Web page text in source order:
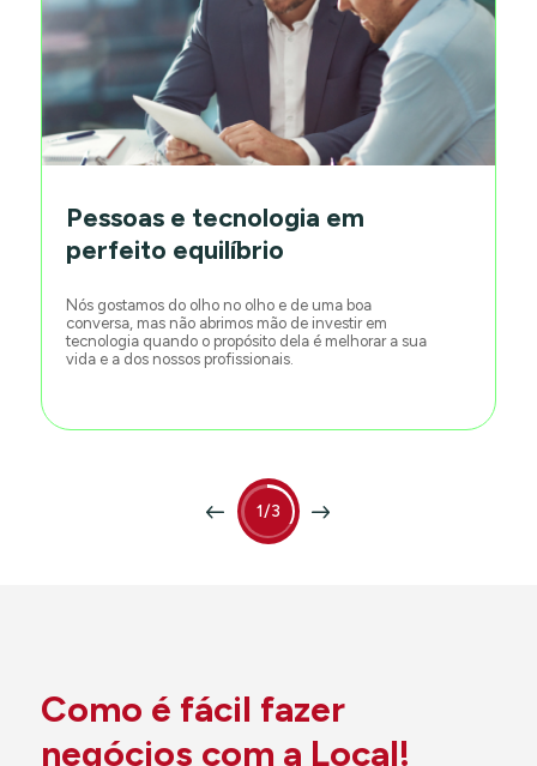
Pessoas e tecnologia em
perfeito equilíbrio
Nós gostamos do olho no olho e de uma boa
conversa, mas não abrimos mão de investir em
tecnologia quando o propósito dela é melhorar a sua
vida e a dos nossos profissionais.
1/3
Como é fácil fazer
negócios com a Local!